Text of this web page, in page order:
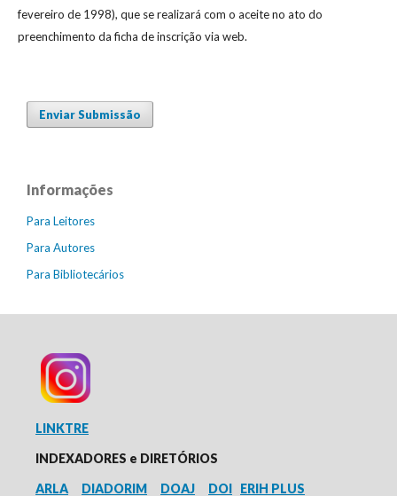
fevereiro de 1998), que se realizará com o aceite no ato do
preenchimento da ficha de inscrição via web.
Enviar Submissão
Informações
Para Leitores
Para Autores
Para Bibliotecários
LINKTRE
INDEXADORES e DIRETÓRIOS
ARLA
DIADORIM DOAJ DOI ERIH PLUS